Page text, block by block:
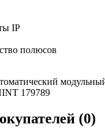
IP
полюсов
179789
(0)